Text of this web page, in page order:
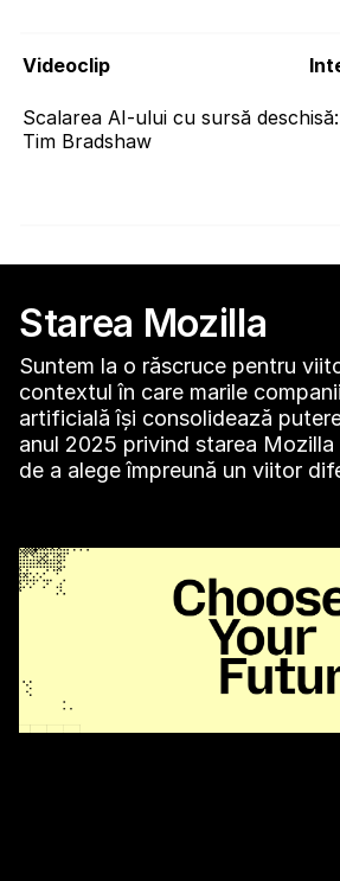
Videoclip
Scalarea AI-ului cu sursă
Tim Bradshaw
Starea Mozilla
Suntem la o răscruce pentru
contextul în care marile
artificială își consolidează
anul 2025 privind starea
de a alege împreună un viitor